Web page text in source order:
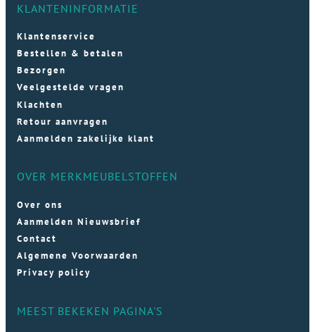
KLANTENINFORMATIE
Klantenservice
Bestellen & betalen
Bezorgen
Veelgestelde vragen
Klachten
Retour aanvragen
Aanmelden zakelijke klant
OVER MERKMEUBELSTOFFEN
Over ons
Aanmelden Nieuwsbrief
Contact
Algemene Voorwaarden
Privacy policy
MEEST BEKEKEN PAGINA'S